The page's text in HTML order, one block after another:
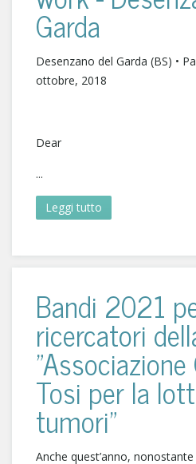
Garda
Desenzano del Garda (BS) •
ottobre, 2018
Dear
...
Leggi tutto
Bandi 2021
ricercatori
Tosi per la
tumori"
Anche quest’anno,